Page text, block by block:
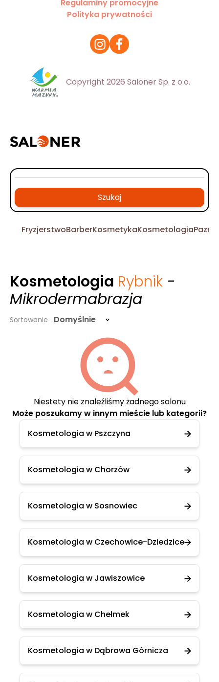
Regulaminy promocyjne
Polityka prywatności
Copyright 2026 Saloner Sp. z o.o.
Szukaj
FryzjerstwoBarberKosmetykaKosmetologia
Kosmetologia Rybnik -
Mikrodermabrazja
Sortowanie Domyślnie
Niestety nie znaleźliśmy żadnego salonu
Może poszukamy w innym mieście lub kategorii?
Kosmetologia w Pszczyna
Kosmetologia w Chorzów
Kosmetologia w Sosnowiec
Kosmetologia w Czechowice-Dziedzice
Kosmetologia w Jawiszowice
Kosmetologia w Chełmek
Kosmetologia w Dąbrowa Górnicza